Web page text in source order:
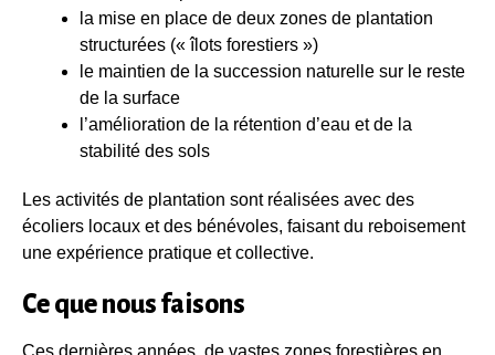
la mise en place de deux zones de plantation
structurées (« îlots forestiers »)
le maintien de la succession naturelle sur le reste
de la surface
l’amélioration de la rétention d’eau et de la
stabilité des sols
Les activités de plantation sont réalisées avec des
écoliers locaux et des bénévoles, faisant du reboisement
une expérience pratique et collective.
Ce que nous faisons
Ces dernières années, de vastes zones forestières en